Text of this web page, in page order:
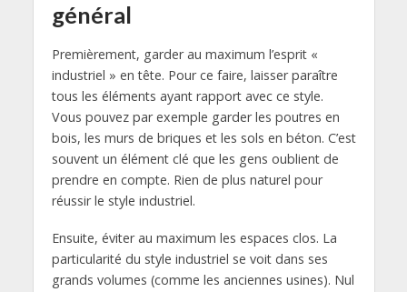
général
Premièrement, garder au maximum l’esprit «
industriel » en tête. Pour ce faire, laisser paraître
tous les éléments ayant rapport avec ce style.
Vous pouvez par exemple garder les poutres en
bois, les murs de briques et les sols en béton. C’est
souvent un élément clé que les gens oublient de
prendre en compte. Rien de plus naturel pour
réussir le style industriel.
Ensuite, éviter au maximum les espaces clos. La
particularité du style industriel se voit dans ses
grands volumes (comme les anciennes usines). Nul